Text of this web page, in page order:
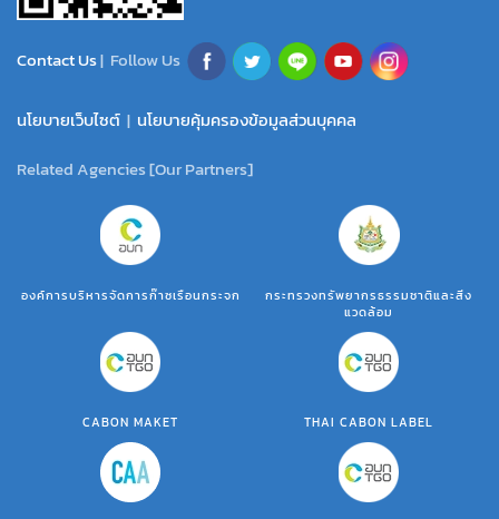
Contact Us| Follow Us
นโยบายเว็บไซต์ | นโยบายคุ้มครองข้อมูลส่วนบุคคล
Related Agencies [Our Partners]
องค์การบริหารจัดการก๊าซเรือนกระจก
กระทรวงทรัพยากรธรรมชาติและสิ่ง
แวดล้อม
CABON MAKET THAI CABON LABEL